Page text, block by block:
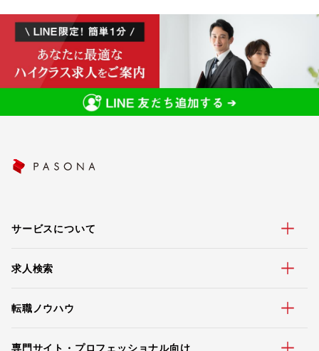
サービスについて
求人検索
転職ノウハウ
専門サイト・プロフェッショナル向け